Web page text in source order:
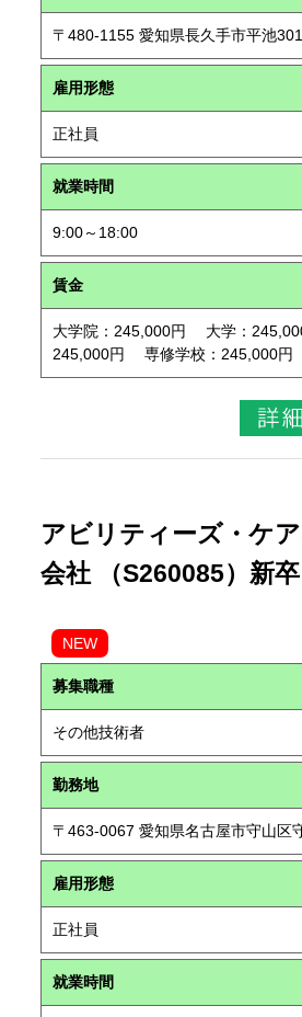
〒480-1155 愛知県長久手市平池301
雇用形態
正社員
就業時間
9:00～18:00
賃金
大学院：245,000円 大学：
245,000円 専修学校：245,000円
アビリティーズ・ケ
会社 （S260085）新卒
NEW
募集職種
その他技術者
勤務地
〒463-0067 愛知県名古屋市守山区
雇用形態
正社員
就業時間